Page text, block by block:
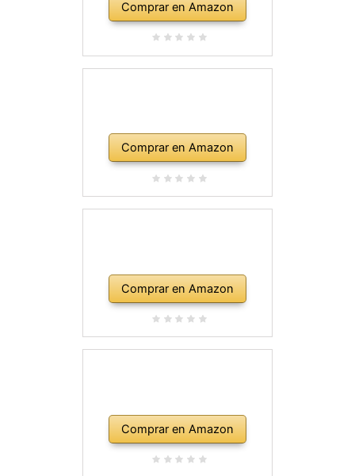
Comprar en Amazon
Comprar en Amazon
Comprar en Amazon
Comprar en Amazon